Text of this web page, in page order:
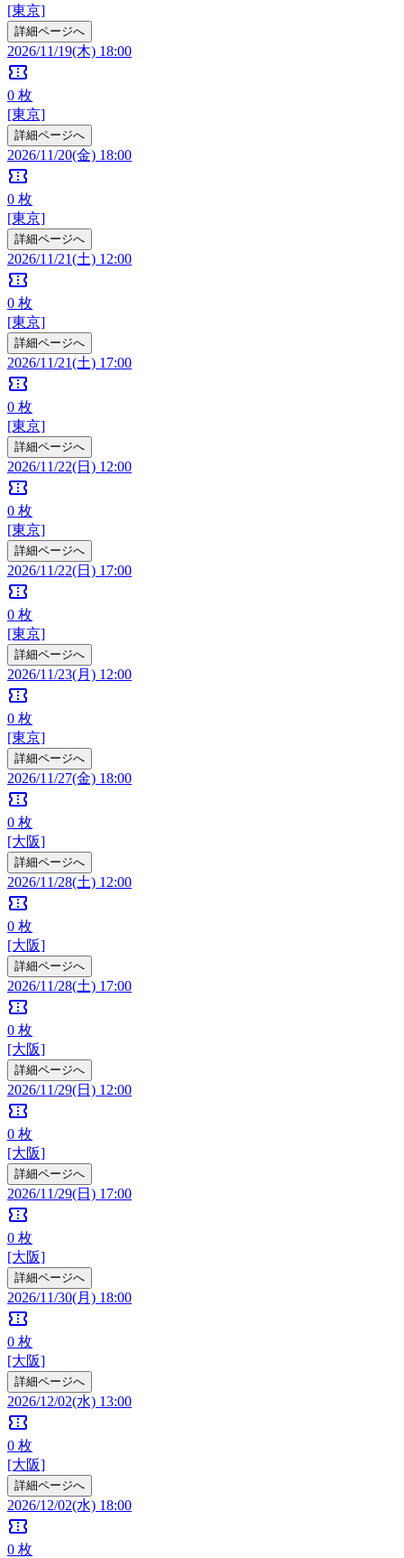
[東京]
詳細ページへ
2026/11/19(木) 18:00
confirmation_number
0 枚
[東京]
詳細ページへ
2026/11/20(金) 18:00
confirmation_number
0 枚
[東京]
詳細ページへ
2026/11/21(土) 12:00
confirmation_number
0 枚
[東京]
詳細ページへ
2026/11/21(土) 17:00
confirmation_number
0 枚
[東京]
詳細ページへ
2026/11/22(日) 12:00
confirmation_number
0 枚
[東京]
詳細ページへ
2026/11/22(日) 17:00
confirmation_number
0 枚
[東京]
詳細ページへ
2026/11/23(月) 12:00
confirmation_number
0 枚
[東京]
詳細ページへ
2026/11/27(金) 18:00
confirmation_number
0 枚
[大阪]
詳細ページへ
2026/11/28(土) 12:00
confirmation_number
0 枚
[大阪]
詳細ページへ
2026/11/28(土) 17:00
confirmation_number
0 枚
[大阪]
詳細ページへ
2026/11/29(日) 12:00
confirmation_number
0 枚
[大阪]
詳細ページへ
2026/11/29(日) 17:00
confirmation_number
0 枚
[大阪]
詳細ページへ
2026/11/30(月) 18:00
confirmation_number
0 枚
[大阪]
詳細ページへ
2026/12/02(水) 13:00
confirmation_number
0 枚
[大阪]
詳細ページへ
2026/12/02(水) 18:00
confirmation_number
0 枚